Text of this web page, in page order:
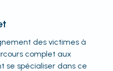
des victimes à
complet aux
se spécialiser dans ce